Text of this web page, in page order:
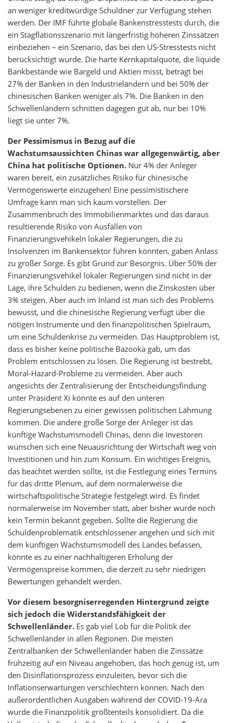
an weniger kreditwürdige Schuldner zur Verfügung stehen
werden. Der IMF führte globale Bankenstresstests durch, die
ein Stagflationsszenario mit längerfristig höheren Zinssätzen
einbeziehen – ein Szenario, das bei den US-Stresstests nicht
berücksichtigt wurde. Die harte Kernkapitalquote, die liquide
Bankbestände wie Bargeld und Aktien misst, beträgt bei
27% der Banken in den Industrieländern und bei 50% der
chinesischen Banken weniger als 7%. Die Banken in den
Schwellenländern schnitten dagegen gut ab, nur bei 10%
liegt sie unter 7%.
Der Pessimismus in Bezug auf die
Wachstumsaussichten Chinas war allgegenwärtig, aber
China hat politische Optionen. Nur 4% der Anleger
waren bereit, ein zusätzliches Risiko für chinesische
Vermögenswerte einzugehen! Eine pessimistischere
Umfrage kann man sich kaum vorstellen. Der
Zusammenbruch des Immobilienmarktes und das daraus
resultierende Risiko von Ausfällen von
Finanzierungsvehikeln lokaler Regierungen, die zu
Insolvenzen im Bankensektor führen könnten, gaben Anlass
zu großer Sorge. Es gibt Grund zur Besorgnis. Über 50% der
Finanzierungsvehikel lokaler Regierungen sind nicht in der
Lage, ihre Schulden zu bedienen, wenn die Zinskosten über
3% steigen. Aber auch im Inland ist man sich des Problems
bewusst, und die chinesische Regierung verfügt über die
nötigen Instrumente und den finanzpolitischen Spielraum,
um eine Schuldenkrise zu vermeiden. Das Hauptproblem ist,
dass es bisher keine politische Bazooka gab, um das
Problem entschlossen zu lösen. Die Regierung ist bestrebt,
Moral-Hazard-Probleme zu vermeiden. Aber auch
angesichts der Zentralisierung der Entscheidungsfindung
unter Präsident Xi könnte es auf den unteren
Regierungsebenen zu einer gewissen politischen Lähmung
kommen. Die andere große Sorge der Anleger ist das
künftige Wachstumsmodell Chinas, denn die Investoren
wünschen sich eine Neuausrichtung der Wirtschaft weg von
Investitionen und hin zum Konsum. Ein wichtiges Ereignis,
das beachtet werden sollte, ist die Festlegung eines Termins
für das dritte Plenum, auf dem normalerweise die
wirtschaftspolitische Strategie festgelegt wird. Es findet
normalerweise im November statt, aber bisher wurde noch
kein Termin bekannt gegeben. Sollte die Regierung die
Schuldenproblematik entschlossener angehen und sich mit
dem künftigen Wachstumsmodell des Landes befassen,
könnte es zu einer nachhaltigeren Erholung der
Vermögenspreise kommen, die derzeit zu sehr niedrigen
Bewertungen gehandelt werden.
Vor diesem besorgniserregenden Hintergrund zeigte
sich jedoch die Widerstandsfähigkeit der
Schwellenländer. Es gab viel Lob für die Politik der
Schwellenländer in allen Regionen. Die meisten
Zentralbanken der Schwellenländer haben die Zinssätze
frühzeitig auf ein Niveau angehoben, das hoch genug ist, um
den Disinflationsprozess einzuleiten, bevor sich die
Inflationserwartungen verschlechtern können. Nach den
außerordentlichen Ausgaben während der COVID-19-Ära
wurde die Finanzpolitik größtenteils konsolidiert. Da die